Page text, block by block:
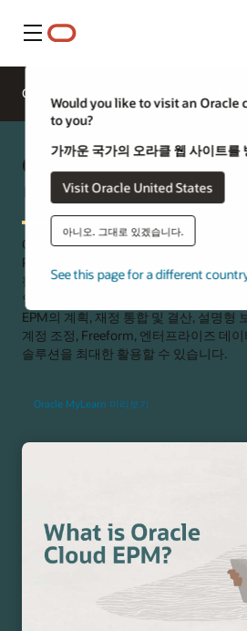
메뉴
Would you like to visit an Oracle
to you?
가까운 국가의 오라클 웹 사이트를
Visit Oracle United States
아니오. 그대로 있겠습니다.
See this page for a different
Oracle University
Oracle Fusion Cloud
및 인증
Oracle University는 기업이 Oracle
Performance Management(EPM) 애플
활용할 수 있도록 지원하는 다양한 역할
인증을 제공합니다. 사용자는 디지털 교
EPM의 계획, 재정 통합 및 결산, 설명형
계정 조정, Freeform, 엔터프라이즈 데
솔루션을 최대한 활용할 수 있습니다.
Oracle MyLearn 미리보기